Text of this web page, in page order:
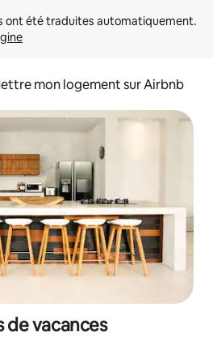
mon logement sur Airbnb
de vacances